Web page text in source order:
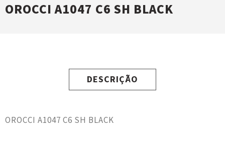
OROCCI A1047 C6 SH BLACK
DESCRIÇÃO
OROCCI A1047 C6 SH BLACK